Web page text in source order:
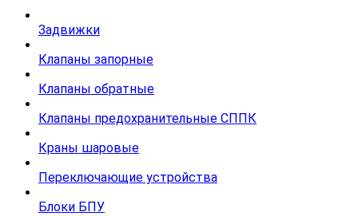
Задвижки
Клапаны запорные
Клапаны обратные
Клапаны предохранительные СППК
Краны шаровые
Переключающие устройства
Блоки БПУ